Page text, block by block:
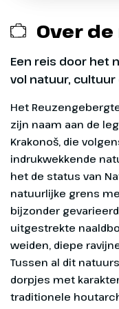
Over
Een reis door het
vol natuur, cultuur
Het Reuzengebergte (Tsjechisch: Krkonoše) dankt zijn naam aan de legendarische berggeest Krakonoš, die volgens oude verhalen
Dag 1
We
Exclusief
Optionele
Overige
Eventueel
16 mei t/
die
die
16 mei t/